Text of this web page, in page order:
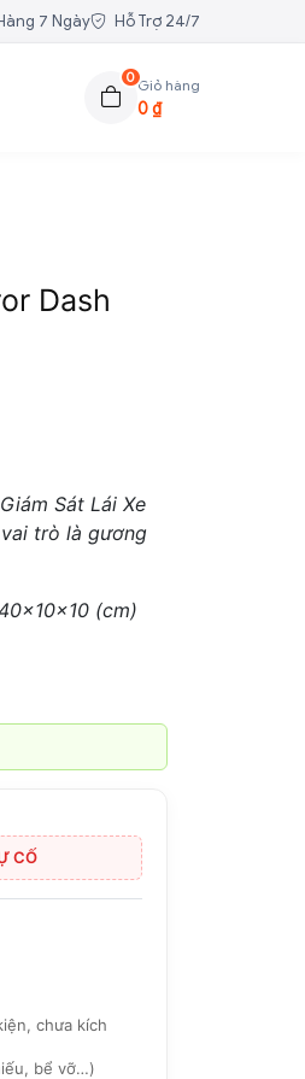
7 Ngày Hỗ Trợ 24/7
0Giỏ hàng
0₫
Dash
Sát Lái Xe
trò là gương
(cm)
CỐ
chưa kích
bể vỡ…)